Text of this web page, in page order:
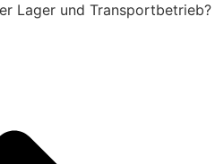
Lager und Transportbetrieb?